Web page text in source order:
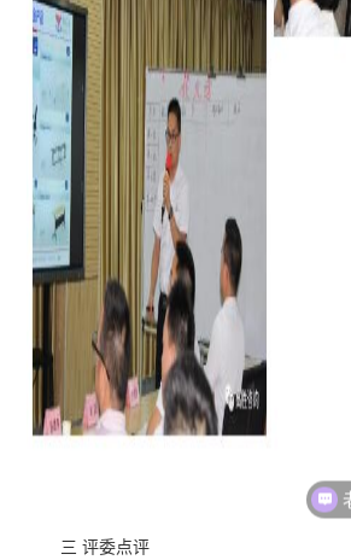
三 评委点评